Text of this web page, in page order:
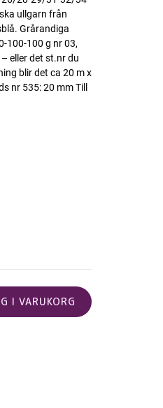
ullgarn från
Grårandiga
100-100 g nr 03,
eller det st.nr du
blir det ca 20 m x
nr 535: 20 mm Till
I VARUKORG